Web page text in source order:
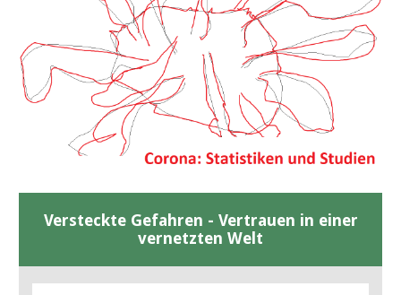
Versteckte Gefahren - Vertrauen in einer
vernetzten Welt